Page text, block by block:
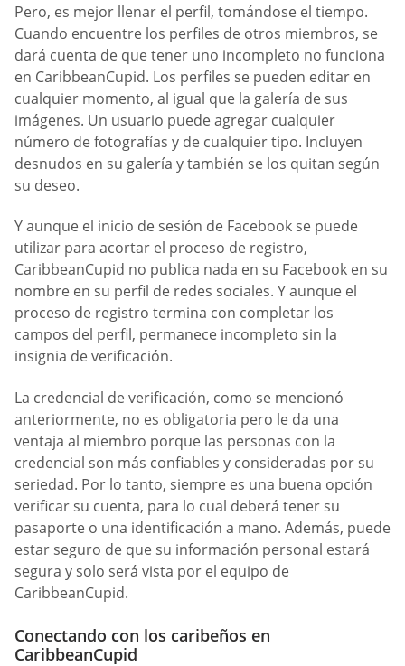
Pero, es mejor llenar el perfil, tomándose el tiempo.
Cuando encuentre los perfiles de otros miembros, se
dará cuenta de que tener uno incompleto no funciona
en CaribbeanCupid. Los perfiles se pueden editar en
cualquier momento, al igual que la galería de sus
imágenes. Un usuario puede agregar cualquier
número de fotografías y de cualquier tipo. Incluyen
desnudos en su galería y también se los quitan según
su deseo.
Y aunque el inicio de sesión de Facebook se puede
utilizar para acortar el proceso de registro,
CaribbeanCupid no publica nada en su Facebook en su
nombre en su perfil de redes sociales. Y aunque el
proceso de registro termina con completar los
campos del perfil, permanece incompleto sin la
insignia de verificación.
La credencial de verificación, como se mencionó
anteriormente, no es obligatoria pero le da una
ventaja al miembro porque las personas con la
credencial son más confiables y consideradas por su
seriedad. Por lo tanto, siempre es una buena opción
verificar su cuenta, para lo cual deberá tener su
pasaporte o una identificación a mano. Además, puede
estar seguro de que su información personal estará
segura y solo será vista por el equipo de
CaribbeanCupid.
Conectando con los caribeños en
CaribbeanCupid